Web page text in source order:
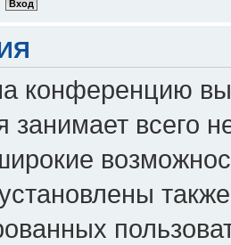
конференцию
занимает всего